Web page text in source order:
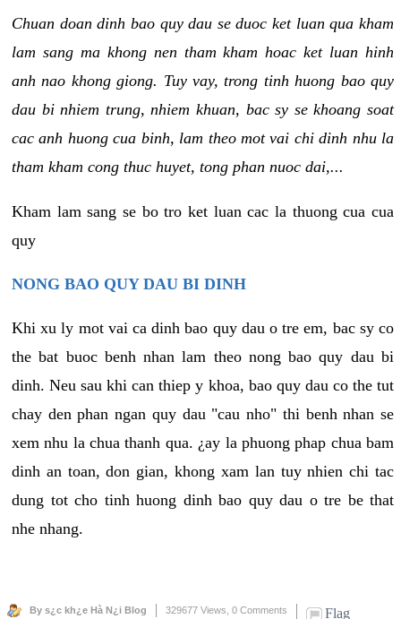
Chuan doan dinh bao quy dau se duoc ket luan qua kham
lam sang ma khong nen tham kham hoac ket luan hinh
anh nao khong giong. Tuy vay, trong tinh huong bao quy
dau bi nhiem trung, nhiem khuan, bac sy se khoang soat
cac anh huong cua binh, lam theo mot vai chi dinh nhu la
tham kham cong thuc huyet, tong phan nuoc dai,...
Kham lam sang se bo tro ket luan cac la thuong cua cua
quy
NONG BAO QUY DAU BI DINH
Khi xu ly mot vai ca dinh bao quy dau o tre em, bac sy co
the bat buoc benh nhan lam theo nong bao quy dau bi
dinh. Neu sau khi can thiep y khoa, bao quy dau co the tut
chay den phan ngan quy dau "cau nho" thi benh nhan se
xem nhu la chua thanh qua. ¿ay la phuong phap chua bam
dinh an toan, don gian, khong xam lan tuy nhien chi tac
dung tot cho tinh huong dinh bao quy dau o tre be that
nhe nhang.
By s¿c kh¿e Hà N¿i Blog 329677 Views, 0 Comments Flag